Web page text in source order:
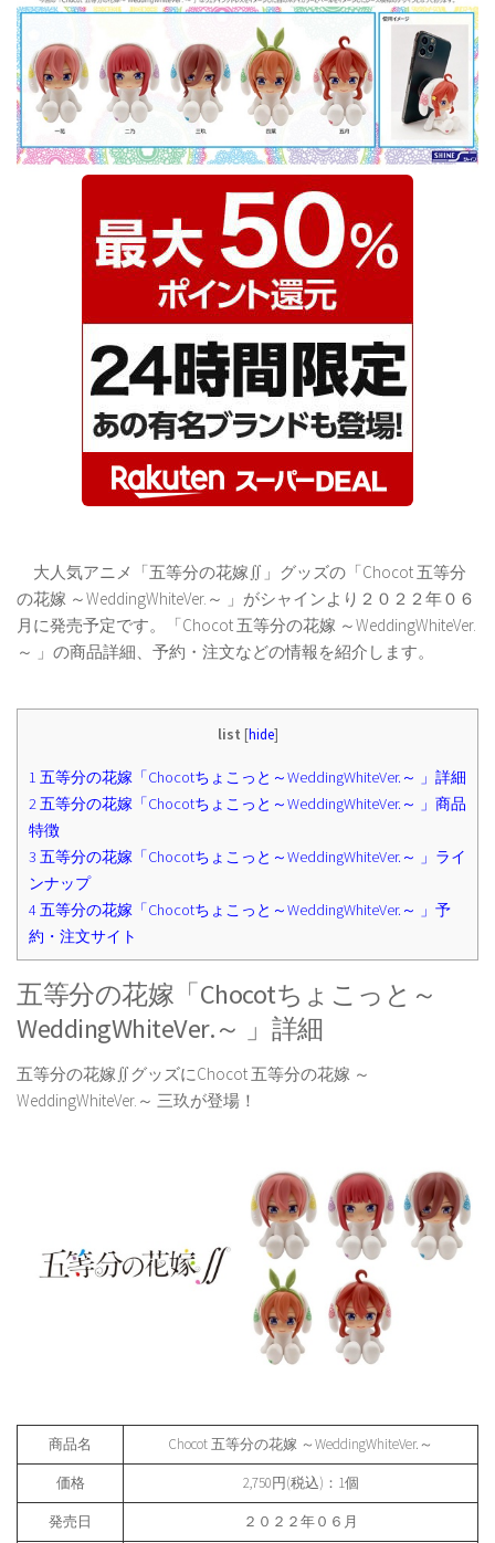
大人気アニメ「五等分の花嫁∬」グッズの「Chocot 五等分
の花嫁 ～WeddingWhiteVer.～ 」がシャインより２０２２年０６
月に発売予定です。「Chocot 五等分の花嫁 ～WeddingWhiteVer.
～ 」の商品詳細、予約・注文などの情報を紹介します。
list [hide]
1 五等分の花嫁「Chocotちょこっと～WeddingWhiteVer.～ 」詳細
2五等分の花嫁「Chocotちょこっと～WeddingWhiteVer.～ 」商品
特徴
3 五等分の花嫁「Chocotちょこっと～WeddingWhiteVer.～ 」ライ
ンナップ
4五等分の花嫁「Chocotちょこっと～WeddingWhiteVer.～ 」予
約・注文サイト
五等分の花嫁「Chocotちょこっと～
WeddingWhiteVer.～ 」詳細
五等分の花嫁∬グッズにChocot 五等分の花嫁 ～
WeddingWhiteVer.～ 三玖が登場！
商品名 Chocot 五等分の花嫁 ～WeddingWhiteVer.～
価格 2,750円(税込)：1個
発売日 ２０２２年０６月